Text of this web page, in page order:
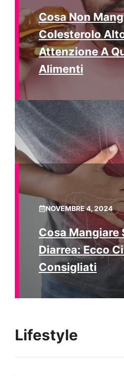
Cosa Non
Colesterolo
Attenzione A
Alimenti
NOVEMBRE 4, 2024
Cosa Mangiare
Diarrea: Ecco
Consigliati
Lifestyle